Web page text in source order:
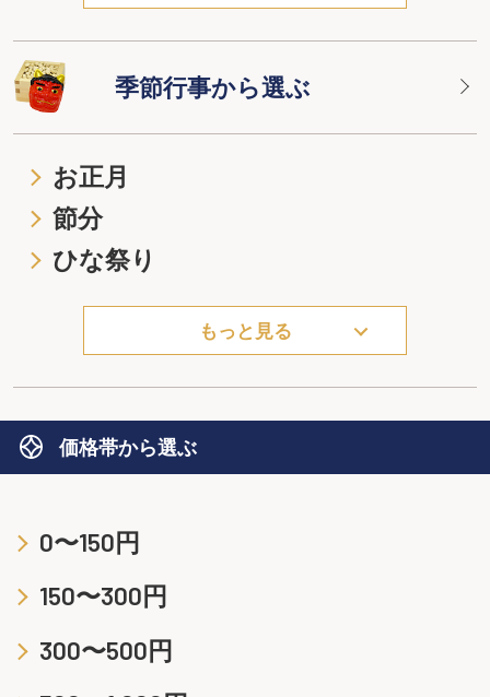
季節行事から選ぶ
お正月
節分
ひな祭り
もっと見る
価格帯から選ぶ
0〜150円
150〜300円
300〜500円